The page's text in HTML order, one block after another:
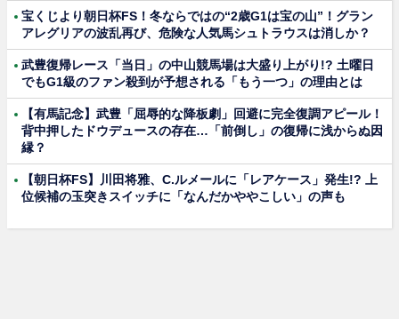
宝くじより朝日杯FS！冬ならではの“2歳G1は宝の山”！グラン
アレグリアの波乱再び、危険な人気馬シュトラウスは消しか？
武豊復帰レース「当日」の中山競馬場は大盛り上がり!? 土曜日
でもG1級のファン殺到が予想される「もう一つ」の理由とは
【有馬記念】武豊「屈辱的な降板劇」回避に完全復調アピール！
背中押したドウデュースの存在…「前倒し」の復帰に浅からぬ因
縁？
【朝日杯FS】川田将雅、C.ルメールに「レアケース」発生!? 上
位候補の玉突きスイッチに「なんだかややこしい」の声も